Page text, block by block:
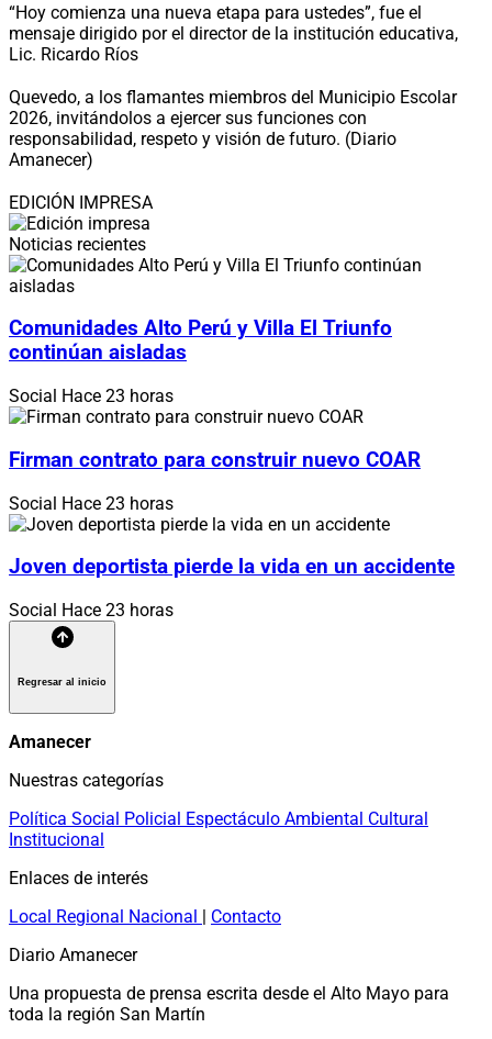
“Hoy comienza una nueva etapa para ustedes”, fue el
mensaje dirigido por el director de la institución educativa,
Lic. Ricardo Ríos
Quevedo, a los flamantes miembros del Municipio Escolar
2026, invitándolos a ejercer sus funciones con
responsabilidad, respeto y visión de futuro. (Diario
Amanecer)
EDICIÓN IMPRESA
Noticias recientes
Comunidades Alto Perú y Villa El Triunfo
continúan aisladas
Social Hace 23 horas
Firman contrato para construir nuevo COAR
Social Hace 23 horas
Joven deportista pierde la vida en un accidente
Social Hace 23 horas
Regresar al inicio
Amanecer
Nuestras categorías
Política Social Policial Espectáculo Ambiental Cultural
Institucional
Enlaces de interés
Local Regional Nacional | Contacto
Diario Amanecer
Una propuesta de prensa escrita desde el Alto Mayo para
toda la región San Martín